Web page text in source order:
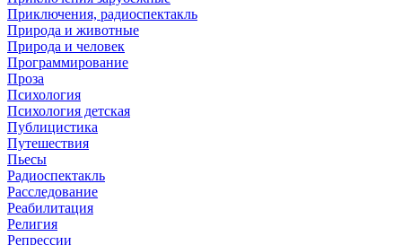
Приключения, радиоспектакль
Природа и животные
Природа и человек
Программирование
Проза
Психология
Психология детская
Публицистика
Путешествия
Пьесы
Радиоспектакль
Расследование
Реабилитация
Религия
Репрессии